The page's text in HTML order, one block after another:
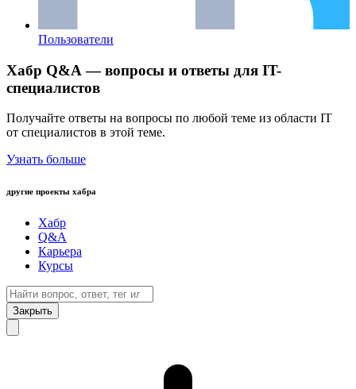
Пользователи
Хабр Q&A — вопросы и ответы для IT-
специалистов
Получайте ответы на вопросы по любой теме из области IT
от специалистов в этой теме.
Узнать больше
другие проекты хабра
Хабр
Q&A
Карьера
Курсы
Закрыть